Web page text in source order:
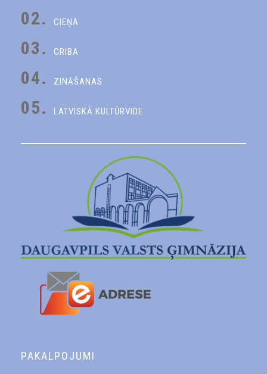
02. CIEŅA
03. GRIBA
04. ZINĀŠANAS
05. LATVISKĀ KULTŪRVIDE
PAKALPOJUMI